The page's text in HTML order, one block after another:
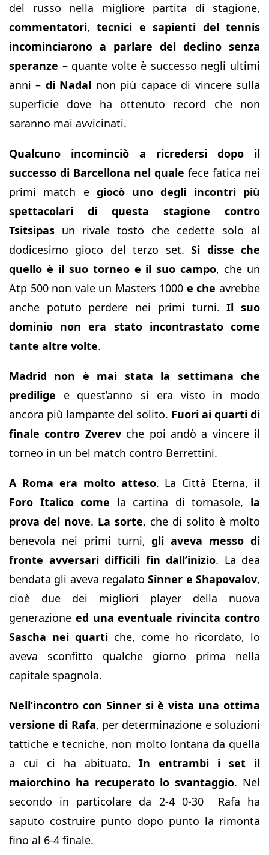
del russo nella migliore partita di stagione,
commentatori,tecnici e sapienti del tennis
incominciarono a parlare del declino senza
speranze – quante volte è successo negli ultimi
anni – di Nadal non più capace di vincere sulla
superficie dove ha ottenuto record che non
saranno mai avvicinati.
Qualcuno incominciò a ricredersi dopo il
successo di Barcellona nel quale fece fatica nei
primi match e giocò uno degli incontri più
spettacolari di questa stagione contro
Tsitsipas un rivale tosto che cedette solo al
dodicesimo gioco del terzo set.Si disse che
quello è il suo torneo e il suo campo, che un
Atp 500 non vale un Masters 1000 e che avrebbe
anche potuto perdere nei primi turni.Il suo
dominio non era stato incontrastato come
tante altre volte.
Madrid non è mai stata la settimana che
predilige e quest’anno si era visto in modo
ancora più lampante del solito. Fuori ai quarti di
finale contro Zverev che poi andò a vincere il
torneo in un bel match contro Berrettini.
A Roma era molto atteso. La Città Eterna, il
Foro Italico come la cartina di tornasole, la
prova del nove. La sorte, che di solito è molto
benevola nei primi turni,gli aveva messo di
fronte avversari difficili fin dall’inizio. La dea
bendata gli aveva regalatoSinner e Shapovalov,
cioè due dei migliori player della nuova
generazione ed una eventuale rivincita contro
Sascha nei quarti che, come ho ricordato, lo
aveva sconfitto qualche giorno prima nella
capitale spagnola.
Nell’incontro con Sinner si è vista una ottima
versione di Rafa, per determinazione e soluzioni
tattiche e tecniche, non molto lontana da quella
a cui ci ha abituato.In entrambi i set il
maiorchino ha recuperato lo svantaggio. Nel
secondo in particolare da 2-4 0-30
Rafa ha
saputo costruire punto dopo punto la rimonta
fino al 6-4 finale.